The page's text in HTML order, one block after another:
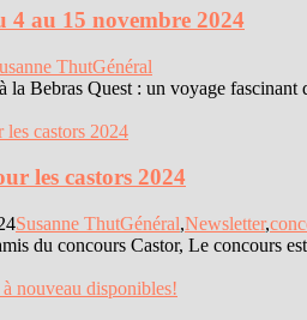
4 au 15 novembre 2024
ThutGénéral
la Bebras Quest : un voyage fascinant
les castors 2024
Susanne ThutGénéral,Newsletter,
du concours Castor, Le concours